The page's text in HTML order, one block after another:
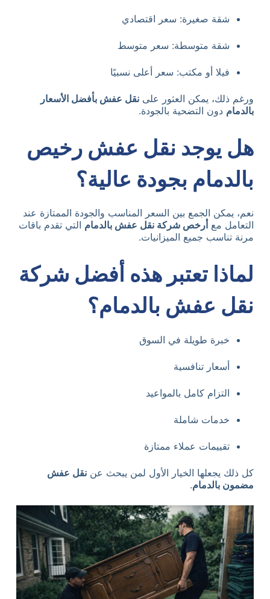
شقة صغيرة: سعر اقتصادي
شقة متوسطة: سعر متوسط
فيلا أو مكتب: سعر أعلى نسبيًا
ورغم ذلك، يمكن العثور على نقل عفش بأفضل الأسعار
بالدمام دون التضحية بالجودة.
هل يوجد نقل عفش رخيص
بالدمام بجودة عالية؟
نعم، يمكن الجمع بين السعر المناسب والجودة الممتازة عند
التعامل مع أرخص شركة نقل عفش بالدمام التي تقدم باقات
مرنة تناسب جميع الميزانيات.
لماذا تعتبر هذه أفضل شركة
نقل عفش بالدمام؟
خبرة طويلة في السوق
أسعار تنافسية
التزام كامل بالمواعيد
خدمات شاملة
تقييمات عملاء ممتازة
كل ذلك يجعلها الخيار الأول لمن يبحث عن نقل عفش
مضمون بالدمام.